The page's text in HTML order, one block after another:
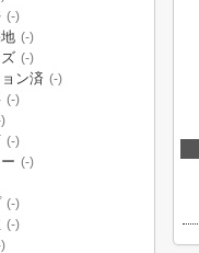
(-)
(-)
(-)
ン済 (-)
(-)
(-)
(-)
(-)
(-)